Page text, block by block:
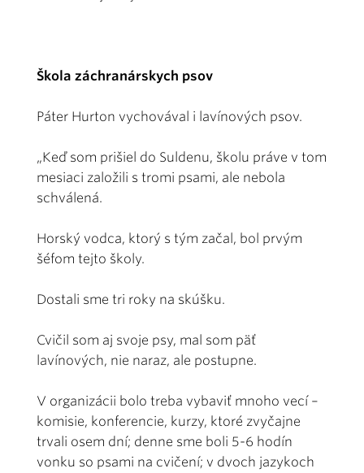
Škola záchranárskych psov
Páter Hurton vychovával i lavínových psov.
„Keď som prišiel do Sul­de­nu, školu práve v tom
mesiaci založili s tromi psami, ale nebola
schválená.
Horský vodca, ktorý s tým začal, bol prvým
šéfom tejto školy.
Dostali sme tri roky na skúšku.
Cvičil som aj svoje psy, mal som päť
lavínových, nie naraz, ale postupne.
V organizácii bolo treba vybaviť mnoho vecí –
komisie, konferencie, kurzy, ktoré zvyčajne
trvali osem dní; denne sme boli 5-6 hodín
vonku so psami na cvičení; v dvoch jazykoch